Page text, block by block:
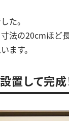
た。
法の20cmほど
ます。
置して完成